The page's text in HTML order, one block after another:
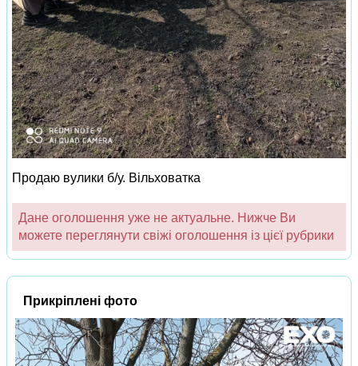
Продаю вулики б/у. Вiльховатка
Дане оголошення уже не актуальне. Нижче Ви
можете переглянути свіжі оголошення із цієї рубрики
Прикріплені фото